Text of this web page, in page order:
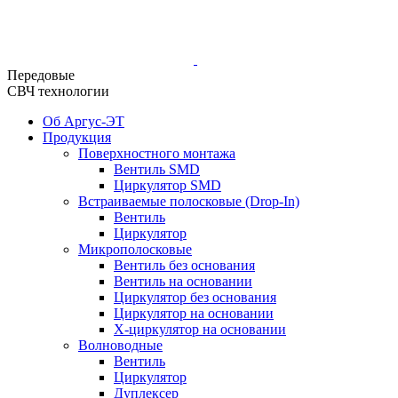
Передовые
СВЧ технологии
Об Аргус-ЭТ
Продукция
Поверхностного монтажа
Вентиль SMD
Циркулятор SMD
Встраиваемые полосковые (Drop-In)
Вентиль
Циркулятор
Микрополосковые
Вентиль без основания
Вентиль на основании
Циркулятор без основания
Циркулятор на основании
Х-циркулятор на основании
Волноводные
Вентиль
Циркулятор
Дуплексер